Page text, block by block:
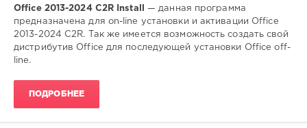
(portable)
SamDel
установка,
активация,
Office 2013-2024 C2R Install
— данная программа
предназначена для on-line установки и активации Office
2013-2024 C2R. Так же имеется возможность создать свой
дистрибутив Office для последующей установки Office off-
line.
ПОДРОБНЕЕ